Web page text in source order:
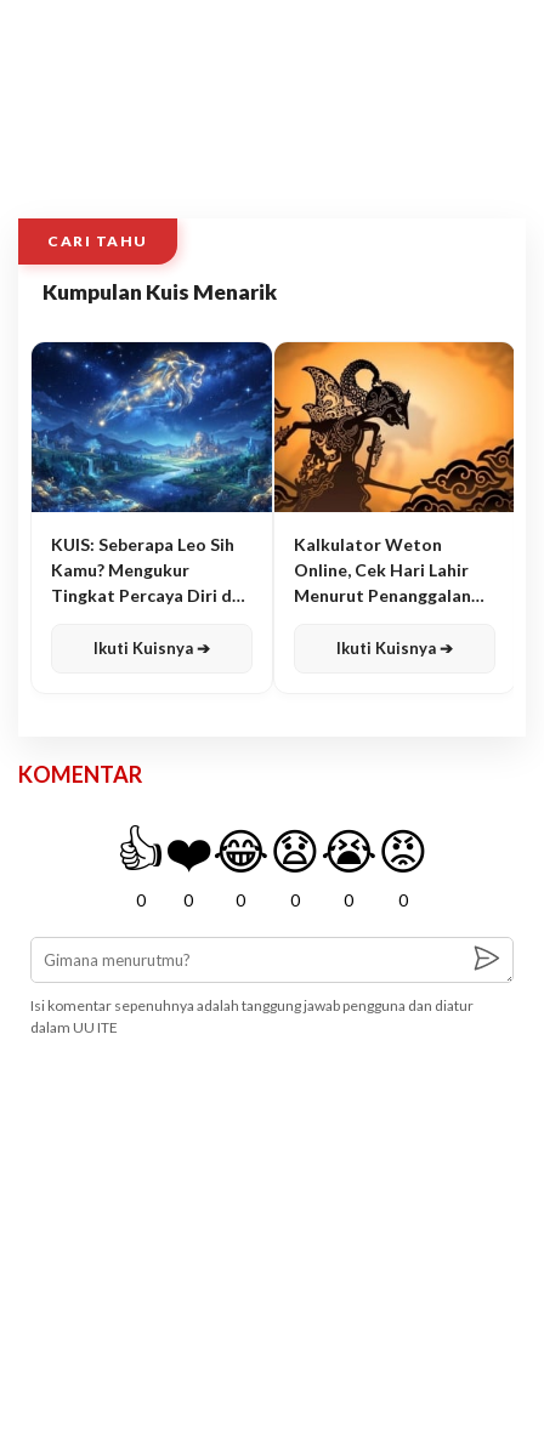
CARI TAHU
Kumpulan Kuis Menarik
KUIS: Seberapa Leo Sih
Kamu? Mengukur
Tingkat Percaya Diri dan
Ikuti Kuisnya ➔
Kalkulator Weton
Online, Cek Hari Lahir
Menurut Penanggalan
Ikuti Kuisnya ➔
KOMENTAR
👍
0
❤️
0
😂
0
😧
0
😭
0
😡
0
Isi komentar sepenuhnya adalah tanggung jawab pengguna dan diatur
dalam UU ITE